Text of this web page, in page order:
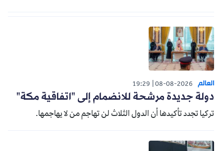
العالم 08-08-2026
19:29
دولة جديدة مرشحة للانضمام إلى "اتفاقية مكة"
تركيا تجدد تأكيدها أن الدول الثلاث لن تهاجم من لا يهاجمها.